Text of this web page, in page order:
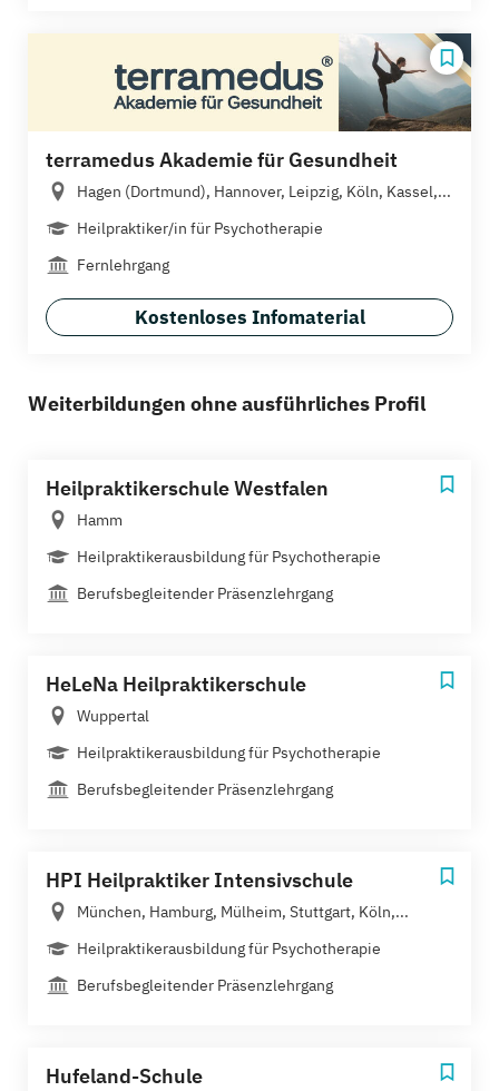
terramedus Akademie für Gesundheit
Hagen (Dortmund), Hannover, Leipzig, Köln, Kassel,...
Heilpraktiker/in für Psychotherapie
Fernlehrgang
Kostenloses Infomaterial
Weiterbildungen ohne ausführliches Profil
Heilpraktikerschule Westfalen
Hamm
Heilpraktikerausbildung für Psychotherapie
Berufsbegleitender Präsenzlehrgang
HeLeNa Heilpraktikerschule
Wuppertal
Heilpraktikerausbildung für Psychotherapie
Berufsbegleitender Präsenzlehrgang
HPI Heilpraktiker Intensivschule
München, Hamburg, Mülheim, Stuttgart, Köln,...
Heilpraktikerausbildung für Psychotherapie
Berufsbegleitender Präsenzlehrgang
Hufeland-Schule